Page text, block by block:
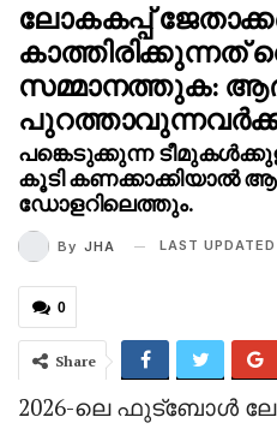
ലോകകപ്പ്
കാത്തിരിക്കുന്നത്
സമ്മാനത്തുക:
പങ്കെടുക്കുന്ന
കൂടി കണക്കാക്കിയാൽ
ഡോളറിലെത്തും.
By JHA LAST UPDATED
0
Share
2026-ലെ ഫുട്ബോൾ